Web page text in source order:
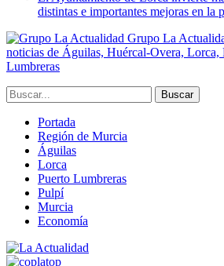
distintas e importantes mejoras en la
Grupo La
noticias de Águilas, Huércal-Overa, Lorca,
Lumbreras
Portada
Región de Murcia
Águilas
Lorca
Puerto Lumbreras
Pulpí
Murcia
Economía